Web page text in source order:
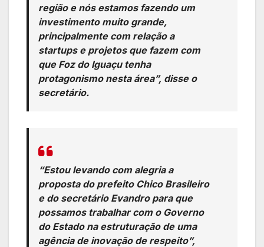
região e nós estamos fazendo um
investimento muito grande,
principalmente com relação a
startups e projetos que fazem com
que Foz do Iguaçu tenha
protagonismo nesta área”, disse o
secretário.
“Estou levando com alegria a
proposta do prefeito Chico Brasileiro
e do secretário Evandro para que
possamos trabalhar com o Governo
do Estado na estruturação de uma
agência de inovação de respeito”,